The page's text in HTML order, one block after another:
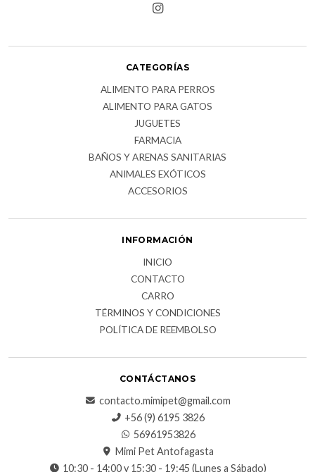
CATEGORÍAS
ALIMENTO PARA PERROS
ALIMENTO PARA GATOS
JUGUETES
FARMACIA
BAÑOS Y ARENAS SANITARIAS
ANIMALES EXÓTICOS
ACCESORIOS
INFORMACIÓN
INICIO
CONTACTO
CARRO
TÉRMINOS Y CONDICIONES
POLÍTICA DE REEMBOLSO
CONTÁCTANOS
contacto.mimipet@gmail.com
+56 (9) 6195 3826
56961953826
Mimi Pet Antofagasta
10:30 - 14:00 y 15:30 - 19:45 (Lunes a Sábado)